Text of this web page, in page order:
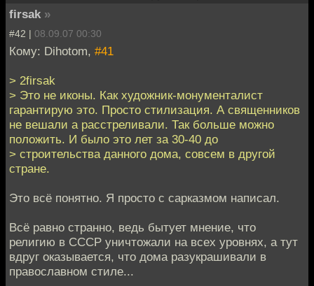
firsak »
#42 | 08.09.07 00:30
Кому: Dihotom, #41
> 2firsak
> Это не иконы. Как художник-монументалист
гарантирую это. Просто стилизация. А священников
не вешали а расстреливали. Так больше можно
положить. И было это лет за 30-40 до
> строительства данного дома, совсем в другой
стране.
Это всё понятно. Я просто с сарказмом написал.
Всё равно странно, ведь бытует мнение, что
религию в СССР уничтожали на всех уровнях, а тут
вдруг оказывается, что дома разукрашивали в
православном стиле...